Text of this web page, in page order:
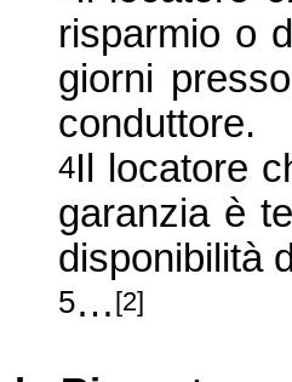
risparmio o
giorni
conduttore.
4Il locatore
garanzia è
disponibilità
5… [2]